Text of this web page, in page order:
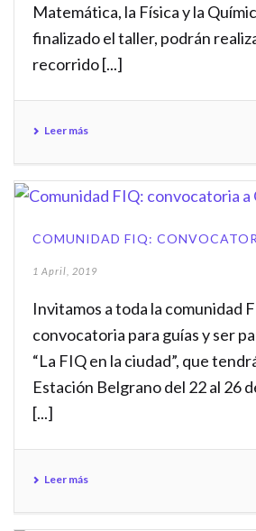
Matemática, la Física y la
finalizado el taller, podrán
recorrido [...]
Leer más
COMUNIDAD FIQ:
1 April, 2019
Invitamos a toda la comunidad
convocatoria para guías y ser
“La FIQ en la ciudad”, que
Estación Belgrano del 22 al 26
[...]
Leer más